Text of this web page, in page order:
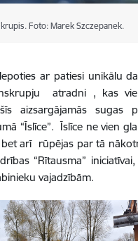
Foto: Marek Szczepanek.
ar patiesi unikālu
atradni , kas
aizsargājamās sugas
“Īslīce”. Īslīce ne vien
arī rūpējas par tā
“Rītausma”
vajadzībām.